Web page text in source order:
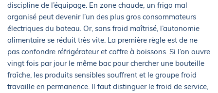
discipline de l’équipage. En zone chaude, un frigo mal
organisé peut devenir l’un des plus gros consommateurs
électriques du bateau. Or, sans froid maîtrisé, l’autonomie
alimentaire se réduit très vite. La première règle est de ne
pas confondre réfrigérateur et coffre à boissons. Si l’on ouvre
vingt fois par jour le même bac pour chercher une bouteille
fraîche, les produits sensibles souffrent et le groupe froid
travaille en permanence. Il faut distinguer le froid de service,